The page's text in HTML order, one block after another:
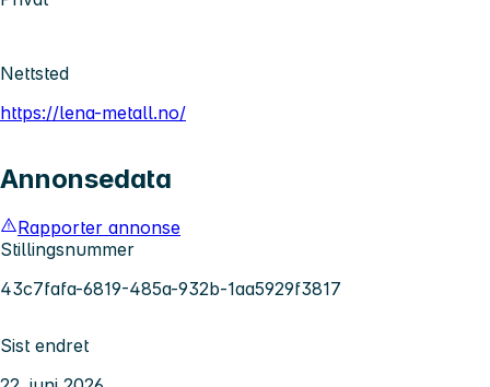
Nettsted
https://lena-metall.no/
Annonsedata
Rapporter annonse
Stillingsnummer
43c7fafa-6819-485a-932b-1aa5929f3817
Sist endret